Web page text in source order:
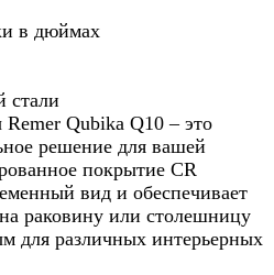
в дюймах
стали
Qubika Q10 – это
решение для вашей
покрытие CR
вид и обеспечивает
раковину или столешницу
для различных интерьерных